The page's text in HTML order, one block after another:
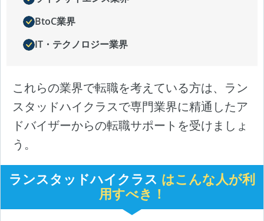
BtoC業界
IT・テクノロジー業界
これらの業界で転職を考えている方は、ラン
スタッドハイクラスで専門業界に精通したア
ドバイザーからの転職サポートを受けましょ
う。
ランスタッドハイクラス はこんな人が利
用すべき！